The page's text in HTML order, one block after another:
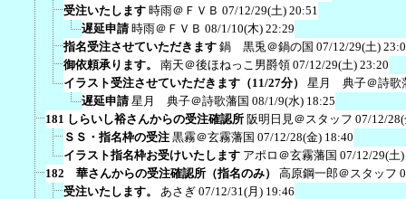
受注いたします 時雨＠ＦＶＢ 07/12/29(土) 20:51
遅延申請 時雨＠ＦＶＢ 08/1/10(木) 22:29
指名受注させていただきます 鍋 黒兎＠鍋の国 07/12/29(土)
御依頼承ります。
南天＠後ほねっこ男爵領 07/12/29(土) 23:20
イラスト受注させていただきます（11/27分）
星月 典子＠詩歌
遅延申請 星月 典子＠詩歌藩国 08/1/9(水) 18:25
181 しらいし裕さんからの受注確認所 阪明日見＠スタッフ 07/12/
ＳＳ・指名枠の受注 黒霧＠玄霧藩国 07/12/28(金) 18:40
イラスト指名枠お受けいたします アポロ＠玄霧藩国 07/12/29(土
182 華さんからの受注確認所（指名のみ）
高原鋼一郎＠スタッフ
受注いたします。
あさぎ 07/12/31(月) 19:46